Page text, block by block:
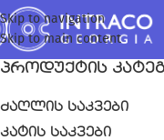
Skip to navigation
Skip to main content
ᲞᲠᲝᲓᲣᲥᲢᲘᲡ
ძაღლის საკვები
კატის საკვები